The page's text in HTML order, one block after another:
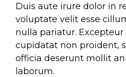
Duis aute irure dolor in
voluptate velit esse
nulla pariatur.
cupidatat non proident,
officia deserunt mollit
laborum.